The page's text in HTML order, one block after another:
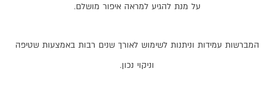
על מנת להגיע למראה איפור מושלם.
המברשות עמידות וניתנות לשימוש לאורך שנים רבות באמצעות שטיפה
וניקוי נכון.